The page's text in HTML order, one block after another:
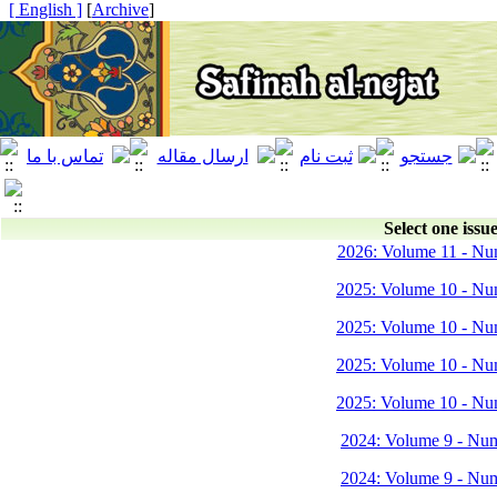
[
Archive
]
[ English ]
Select one
2026: Volume 11 -
2025: Volume 10 -
2025: Volume 10 -
2025: Volume 10 -
2025: Volume 10 -
2024: Volume 9 -
2024: Volume 9 -